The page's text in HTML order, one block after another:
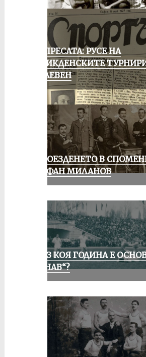
ОТ ПРЕСАТА: РУСЕ НА
ВЕЛИКДЕНСКИТЕ
В ПЛЕВЕН
КОЛОЕЗДЕНЕТО В
СТЕФАН МИЛАНОВ
ПРЕЗ КОЯ ГОДИНА Е
„ДУНАВ“?